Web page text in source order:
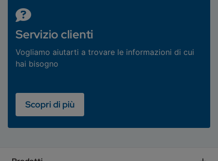
Servizio clienti
Vogliamo aiutarti a trovare le informazioni di cui
hai bisogno
Scopri di più